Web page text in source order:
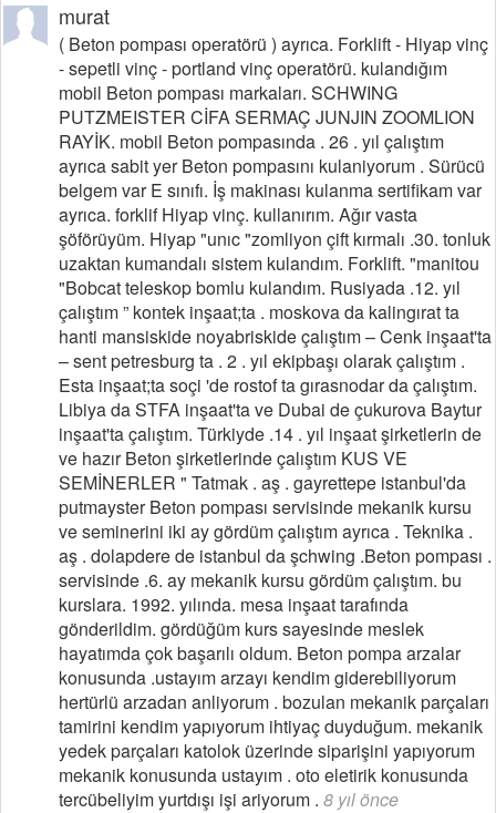
murat
( Beton pompası operatörü ) ayrıca. Forklift - Hiyap vinç
- sepetli vinç - portland vinç operatörü. kulandığım
mobil Beton pompası markaları. SCHWING
PUTZMEISTER CİFA SERMAÇ JUNJIN ZOOMLION
RAYİK. mobil Beton pompasında . 26 . yıl çalıştım
ayrıca sabit yer Beton pompasını kulaniyorum . Sürücü
belgem var E sınıfı. İş makinası kulanma sertifikam var
ayrıca. forklif Hiyap vinç. kullanırım. Ağır vasta
şöförüyüm. Hiyap "unıc "zomliyon çift kırmalı .30. tonluk
uzaktan kumandalı sistem kulandım. Forklift. "manitou
"Bobcat teleskop bomlu kulandım. Rusiyada .12. yıl
çalıştım ” kontek inşaat;ta . moskova da kalingırat ta
hanti mansiskide noyabriskide çalıştım – Cenk inşaat'ta
– sent petresburg ta . 2 . yıl ekipbaşı olarak çalıştım .
Esta inşaat;ta soçi 'de rostof ta gırasnodar da çalıştım.
Libiya da STFA inşaat'ta ve Dubai de çukurova Baytur
inşaat'ta çalıştım. Türkiyde .14 . yıl inşaat şirketlerin de
ve hazır Beton şirketlerinde çalıştım KUS VE
SEMİNERLER " Tatmak . aş . gayrettepe istanbul'da
putmayster Beton pompası servisinde mekanik kursu
ve seminerini iki ay gördüm çalıştım ayrıca . Teknika .
aş . dolapdere de istanbul da şchwing .Beton pompası .
servisinde .6. ay mekanik kursu gördüm çalıştım. bu
kurslara. 1992. yılında. mesa inşaat tarafında
gönderildim. gördüğüm kurs sayesinde meslek
hayatımda çok başarılı oldum. Beton pompa arzalar
konusunda .ustayım arzayı kendim giderebiliyorum
hertürlü arzadan anliyorum . bozulan mekanik parçaları
tamirini kendim yapıyorum ihtiyaç duyduğum. mekanik
yedek parçaları katolok üzerinde siparişini yapıyorum
mekanik konusunda ustayım . oto eletirik konusunda
tercübeliyim yurtdışı işi ariyorum . 8 yıl önce